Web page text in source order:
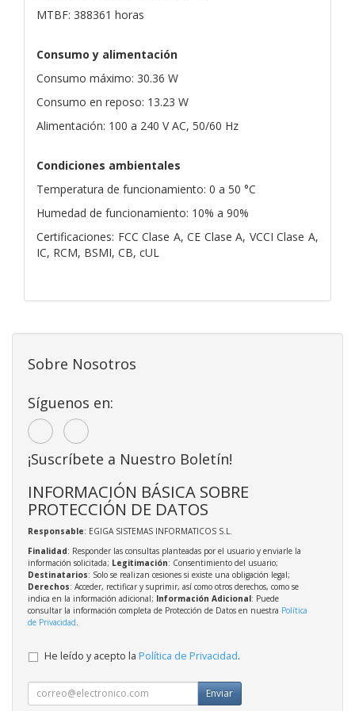
MTBF: 388361 horas
Consumo y alimentación
Consumo máximo: 30.36 W
Consumo en reposo: 13.23 W
Alimentación: 100 a 240 V AC, 50/60 Hz
Condiciones ambientales
Temperatura de funcionamiento: 0 a 50 °C
Humedad de funcionamiento: 10% a 90%
Certificaciones: FCC Clase A, CE Clase A, VCCI Clase A,
IC, RCM, BSMI, CB, cUL
Sobre Nosotros
Síguenos en:
¡Suscríbete a Nuestro Boletín!
INFORMACIÓN BÁSICA SOBRE
PROTECCIÓN DE DATOS
Responsable: EGIGA SISTEMAS INFORMATICOS S.L.
Finalidad: Responder las consultas planteadas por el usuario y enviarle la
información solicitada; Legitimación: Consentimiento del usuario;
Destinatarios: Solo se realizan cesiones si existe una obligación legal;
Derechos: Acceder, rectificar y suprimir, así como otros derechos, como se
indica en la información adicional; Información Adicional: Puede
consultar la información completa de Protección de Datos en nuestra Política
de Privacidad
He leído y acepto la Política de Privacidad.
Enviar